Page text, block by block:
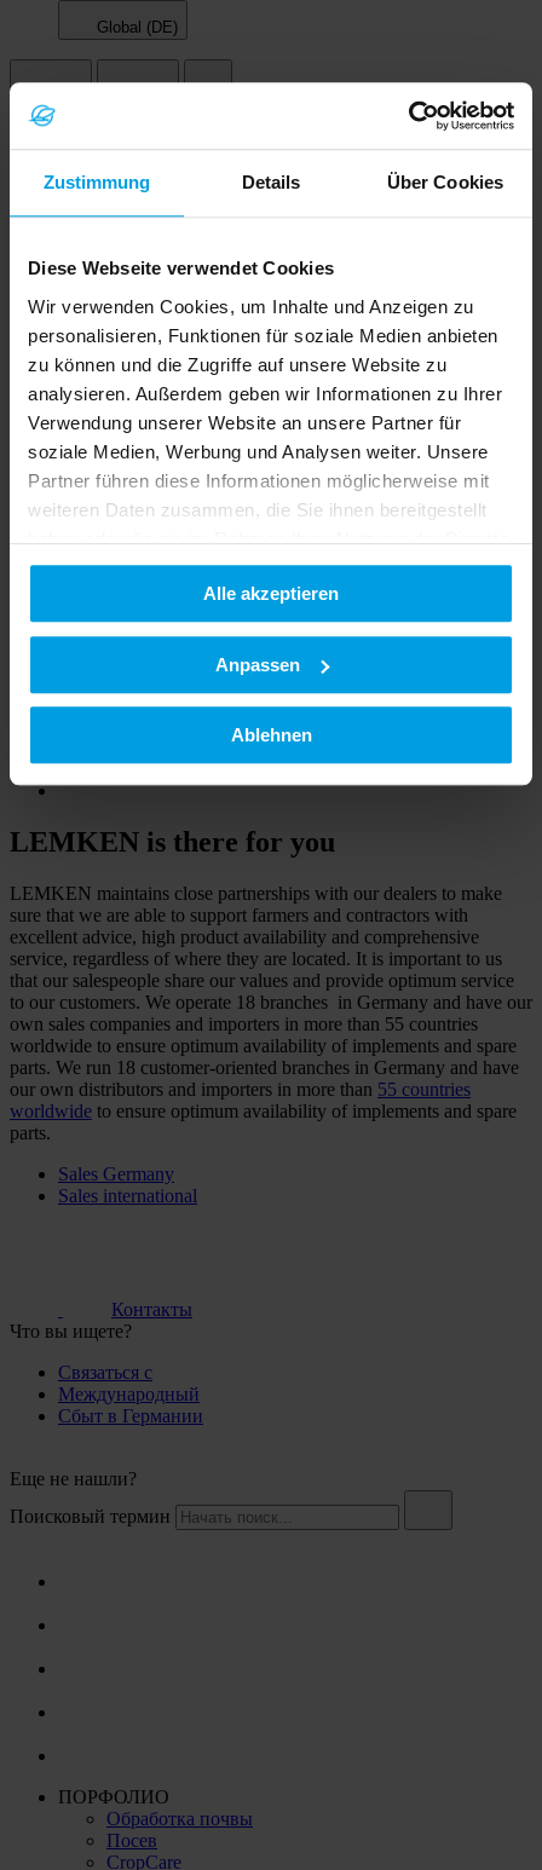
Zustimmung Details Über Cookies
Diese Webseite verwendet Cookies
Wir verwenden Cookies, um Inhalte und Anzeigen zu
personalisieren, Funktionen für soziale Medien anbieten
zu können und die Zugriffe auf unsere Website zu
analysieren. Außerdem geben wir Informationen zu Ihrer
Verwendung unserer Website an unsere Partner für
soziale Medien, Werbung und Analysen weiter. Unsere
Partner führen diese Informationen möglicherweise mit
weiteren Daten zusammen, die Sie ihnen bereitgestellt
haben oder die sie im Rahmen Ihrer Nutzung der Dienste
gesammelt haben.
Datenschutzerklärung|Impressum
Alle akzeptieren
Anpassen
Ablehnen
Global (DE)
Поисковый термин
Country Site
Language
Deutsch
English
Pусский
Связаться с
Распространение
LEMKEN is there for you
LEMKEN maintains close partnerships with our dealers to make
sure that we are able to support farmers and contractors with
excellent advice, high product availability and comprehensive
service, regardless of where they are located. It is important to us
that our salespeople share our values and provide optimum service
to our customers. We operate 18 branches in Germany and have our
own sales companies and importers in more than 55 countries
worldwide to ensure optimum availability of implements and spare
parts. We run 18 customer-oriented branches in Germany and have
our own distributors and importers in more than 55 countries
worldwide to ensure optimum availability of implements and spare
parts.
Sales Germany
Sales international
Контакты
Что вы ищете?
Связаться с
Международный
Сбыт в Германии
Еще не нашли?
Поисковый термин
ПОРФОЛИО
Обработка почвы
Посев
CropCare